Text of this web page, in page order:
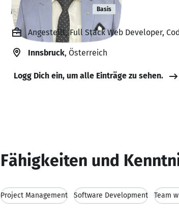
Muaaz Khan Basis
Angestellt, Full Stack Web Developer,
Innsbruck, Österreich
Logg Dich ein, um alle Einträge zu sehen.
Fähigkeiten und
Project Management Software Development Team